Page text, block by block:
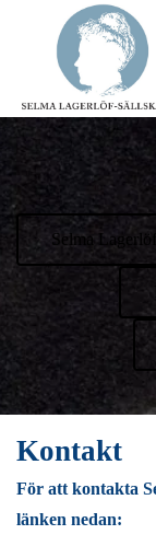
Selma
Kontakt
För att kontakta
länken nedan: